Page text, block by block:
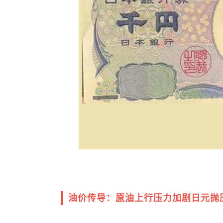
油价传导： 原油 上行压力加剧日元抛